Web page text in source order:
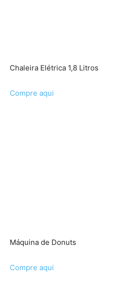
Chaleira Elétrica 1,8 Litros
Compre aqui
Máquina de Donuts
Compre aqui